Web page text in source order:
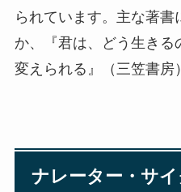
られています。主な著
か、『君は、どう生きる
変えられる』（三笠書房
ナレーター・サ